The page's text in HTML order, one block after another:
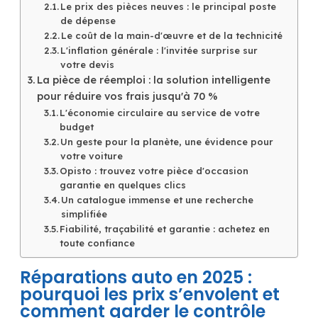
Le prix des pièces neuves : le principal poste
de dépense
Le coût de la main-d'œuvre et de la technicité
L'inflation générale : l'invitée surprise sur
votre devis
La pièce de réemploi : la solution intelligente
pour réduire vos frais jusqu'à 70 %
L'économie circulaire au service de votre
budget
Un geste pour la planète, une évidence pour
votre voiture
Opisto : trouvez votre pièce d'occasion
garantie en quelques clics
Un catalogue immense et une recherche
simplifiée
Fiabilité, traçabilité et garantie : achetez en
toute confiance
Réparations auto en 2025 :
pourquoi les prix s’envolent et
comment garder le contrôle